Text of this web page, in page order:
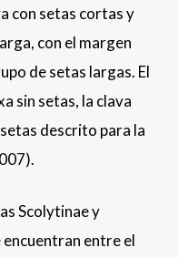
con setas cortas y
con el margen
de setas largas. El
sin setas, la clava
descrito para la
Scolytinae y
entre el